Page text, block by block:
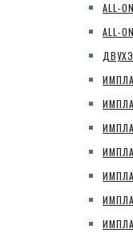
ALL-
ALL-